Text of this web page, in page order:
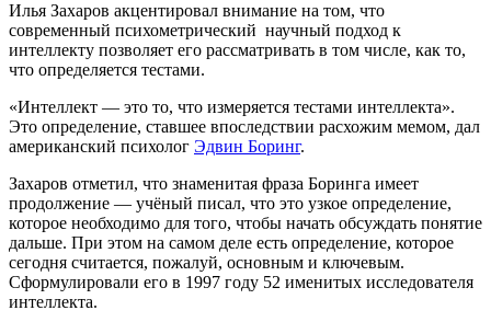
Илья Захаров акцентировал внимание на том, что
современный психометрический научный подход к
интеллекту позволяет его рассматривать в том числе, как то,
что определяется тестами.
«Интеллект — это то, что измеряется тестами интеллекта».
Это определение, ставшее впоследствии расхожим мемом, дал
американский психолог Эдвин Боринг.
Захаров отметил, что знаменитая фраза Боринга имеет
продолжение — учёный писал, что это узкое определение,
которое необходимо для того, чтобы начать обсуждать понятие
дальше. При этом на самом деле есть определение, которое
сегодня считается, пожалуй, основным и ключевым.
Сформулировали его в 1997 году 52 именитых исследователя
интеллекта.